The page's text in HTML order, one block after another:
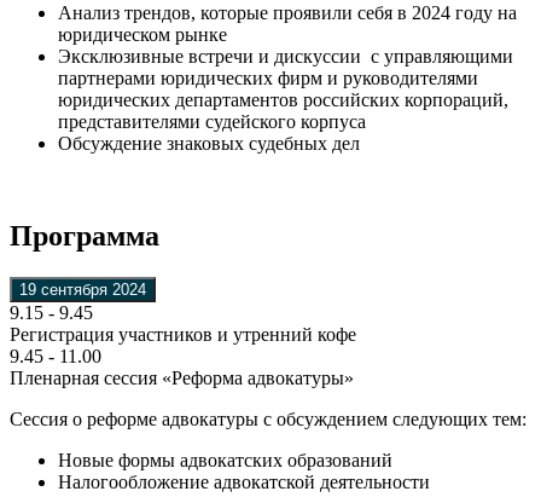
Анализ трендов, которые проявили себя в 2024 году на
юридическом рынке
Эксклюзивные встречи и дискуссии с управляющими
партнерами юридических фирм и руководителями
юридических департаментов российских корпораций,
представителями судейского корпуса
Обсуждение знаковых судебных дел
Программа
19 сентября 2024
9.15 - 9.45
Регистрация участников и утренний кофе
9.45 - 11.00
Пленарная сессия «Реформа адвокатуры»
Сессия о реформе адвокатуры с обсуждением следующих тем:
Новые формы адвокатских образований
Налогообложение адвокатской деятельности